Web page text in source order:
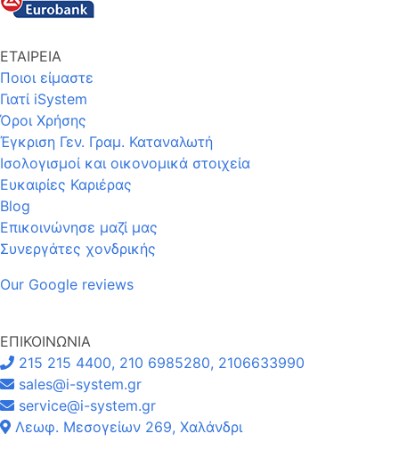
ΕΤΑΙΡΕΙΑ
Ποιοι είμαστε
Γιατί iSystem
Όροι Χρήσης
Έγκριση Γεν. Γραμ. Καταναλωτή
Ισολογισμοί και οικονομικά στοιχεία
Ευκαιρίες Καριέρας
Blog
Επικοινώνησε μαζί μας
Συνεργάτες χονδρικής
Our Google reviews
ΕΠΙΚΟΙΝΩΝΙΑ
215 215 4400, 210 6985280, 2106633990
sales@i-system.gr
service@i-system.gr
Λεωφ. Μεσογείων 269, Χαλάνδρι